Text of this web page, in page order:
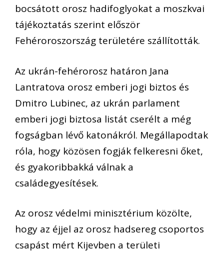
bocsátott orosz hadifoglyokat a moszkvai
tájékoztatás szerint először
Fehéroroszország területére szállították.
Az ukrán-fehérorosz határon Jana
Lantratova orosz emberi jogi biztos és
Dmitro Lubinec, az ukrán parlament
emberi jogi biztosa listát cserélt a még
fogságban lévő katonákról. Megállapodtak
róla, hogy közösen fogják felkeresni őket,
és gyakoribbakká válnak a
családegyesítések.
Az orosz védelmi minisztérium közölte,
hogy az éjjel az orosz hadsereg csoportos
csapást mért Kijevben a területi